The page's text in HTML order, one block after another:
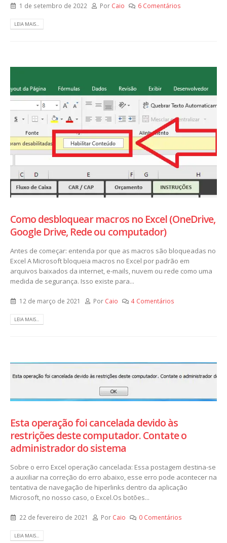
1 de setembro de 2022 Por Caio 6 Comentários
LEIA MAIS...
Como desbloquear macros no Excel (OneDrive,
Google Drive, Rede ou computador)
Antes de começar: entenda por que as macros são bloqueadas no
Excel A Microsoft bloqueia macros no Excel por padrão em
arquivos baixados da internet, e-mails, nuvem ou rede como uma
medida de segurança. Isso existe para...
12 de março de 2021 Por Caio 4 Comentários
LEIA MAIS...
Esta operação foi cancelada devido às
restrições deste computador. Contate o
administrador do sistema
Sobre o erro Excel operação cancelada: Essa postagem destina-se
a auxiliar na correção do erro abaixo, esse erro pode acontecer na
tentativa de navegação de hiperlinks dentro da aplicação
Microsoft, no nosso caso, o Excel.Os botões...
22 de fevereiro de 2021 Por Caio 0 Comentários
LEIA MAIS...